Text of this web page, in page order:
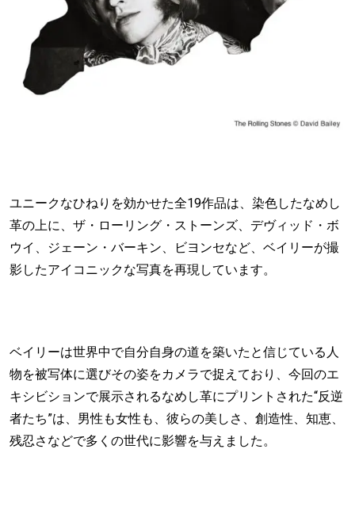
ユニークなひねりを効かせた全19作品は、染色したなめし
革の上に、ザ・ローリング・ストーンズ、デヴィッド・ボ
ウイ、ジェーン・バーキン、ビヨンセなど、ベイリーが撮
影したアイコニックな写真を再現しています。
ベイリーは世界中で自分自身の道を築いたと信じている人
物を被写体に選びその姿をカメラで捉えており、今回のエ
キシビションで展示されるなめし革にプリントされた“反逆
者たち”は、男性も女性も、彼らの美しさ、創造性、知恵、
残忍さなどで多くの世代に影響を与えました。